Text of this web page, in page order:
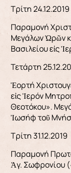
Τρίτη 24.12.2019
Παραμονή
Μεγάλων Ὡρῶν
Βασιλείου εἰς
Τετάρτη
Ἑορτή
εἰς Ἱερόν
Θεοτόκου».
Ἰωσήφ τοῦ
Τρίτη 31.12.2019
Παραμονή
Ἁγ. Σωφρονίου